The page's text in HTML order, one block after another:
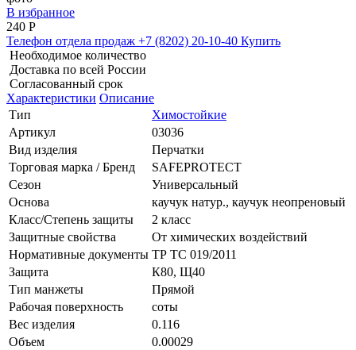
В избранное
240 Р
Телефон отдела продаж +7 (8202) 20-10-40 Купить
Необходимое количество
Доставка по всей России
Согласованный срок
Характеристики Описание
Тип
Химостойкие
Артикул
03036
Вид изделия
Перчатки
Торговая марка / Бренд
SAFEPROTECT
Сезон
Универсальный
Основа
каучук натур., каучук неопреновый
Класс/Степень защиты
2 класс
Защитные свойства
От химических воздействий
Нормативные документы ТР ТС 019/2011
Защита
К80, Щ40
Тип манжеты
Прямой
Рабочая поверхность
соты
Вес изделия
0.116
Объем
0.00029